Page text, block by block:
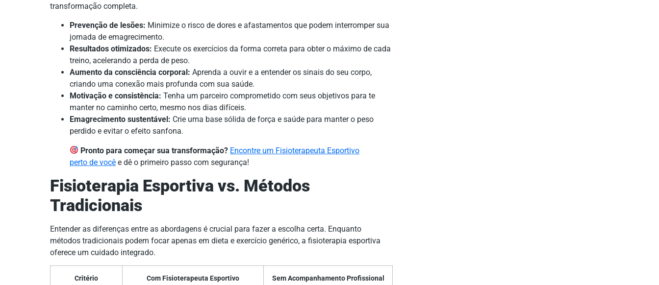
transformação completa.
Prevenção de lesões: Minimize o risco de dores e afastamentos que podem interromper sua
jornada de emagrecimento.
Resultados otimizados: Execute os exercícios da forma correta para obter o máximo de cada
treino, acelerando a perda de peso.
Aumento da consciência corporal: Aprenda a ouvir e a entender os sinais do seu corpo,
criando uma conexão mais profunda com sua saúde.
Motivação e consistência: Tenha um parceiro comprometido com seus objetivos para te
manter no caminho certo, mesmo nos dias difíceis.
Emagrecimento sustentável: Crie uma base sólida de força e saúde para manter o peso
perdido e evitar o efeito sanfona.
Pronto para começar sua transformação? Encontre um Fisioterapeuta Esportivo
perto de você e dê o primeiro passo com segurança!
Fisioterapia Esportiva vs. Métodos
Tradicionais
Entender as diferenças entre as abordagens é crucial para fazer a escolha certa. Enquanto
métodos tradicionais podem focar apenas em dieta e exercício genérico, a fisioterapia esportiva
oferece um cuidado integrado.
Critério Com Fisioterapeuta Esportivo Sem Acompanhamento Profissional